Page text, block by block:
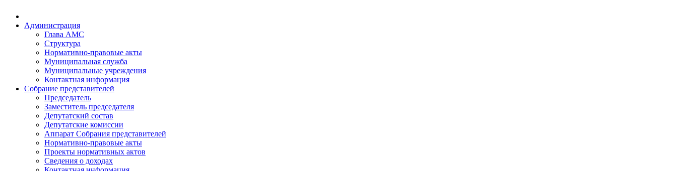
Администрация
Глава АМС
Структура
Нормативно-правовые акты
Муниципальная служба
Муниципальные учреждения
Контактная информация
Собрание представителей
Председатель
Заместитель председателя
Депутатский состав
Депутатские комиссии
Аппарат Собрания представителей
Нормативно-правовые акты
Проекты нормативных актов
Сведения о доходах